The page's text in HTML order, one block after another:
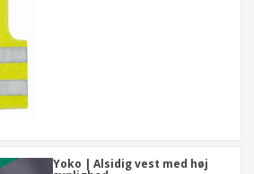
Yoko | Alsidig vest med høj